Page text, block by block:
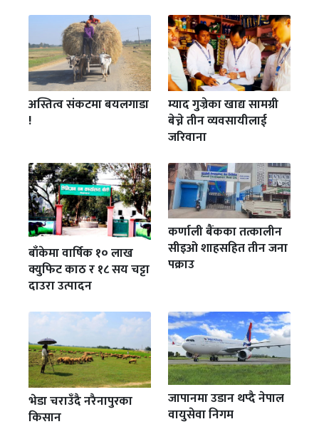
अस्तित्व संकटमा बयलगाडा
!
म्याद गुज्रेका खाद्य सामग्री
बेच्ने तीन व्यवसायीलाई
जरिवाना
बाँकेमा वार्षिक १० लाख
क्युफिट काठ र १८ सय चट्टा
दाउरा उत्पादन
कर्णाली बैंकका तत्कालीन
सीइओ शाहसहित तीन जना
पक्राउ
भेडा चराउँदै नरैनापुरका
किसान
जापानमा उडान थप्दै नेपाल
वायुसेवा निगम